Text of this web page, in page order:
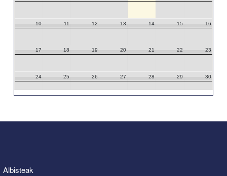
10 11 12 13 14 15 16
17 18 19 20 21 22 23
24 25 26 27 28 29 30
Albisteak